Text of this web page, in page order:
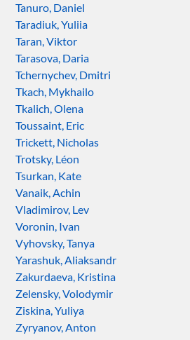
Tanuro, Daniel
Taradiuk, Yuliia
Taran, Viktor
Tarasova, Daria
Tchernychev, Dmitri
Tkach, Mykhailo
Tkalich, Olena
Toussaint, Eric
Trickett, Nicholas
Trotsky, Léon
Tsurkan, Kate
Vanaik, Achin
Vladimirov, Lev
Voronin, Ivan
Vyhovsky, Tanya
Yarashuk, Aliaksandr
Zakurdaeva, Kristina
Zelensky, Volodymir
Ziskina, Yuliya
Zyryanov, Anton